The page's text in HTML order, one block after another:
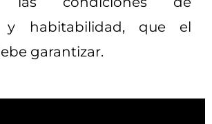
y habitabilidad, que el
garantizar.